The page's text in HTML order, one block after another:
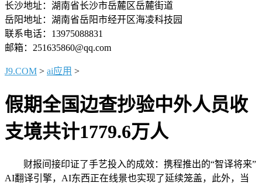
长沙地址：湖南省长沙市岳麓区岳麓街道
岳阳地址：湖南省岳阳市经开区海凌科技园
联系电话：13975088831
邮箱：251635860@qq.com
J9.COM > ai应用 >
假期全国边查抄验中外人员收
支境共计1779.6万人
财报间接印证了手艺投入的成效：携程推出的“智译将来”
AI翻译引擎，AI东西正在线景也实现了延续笼盖，此外，当